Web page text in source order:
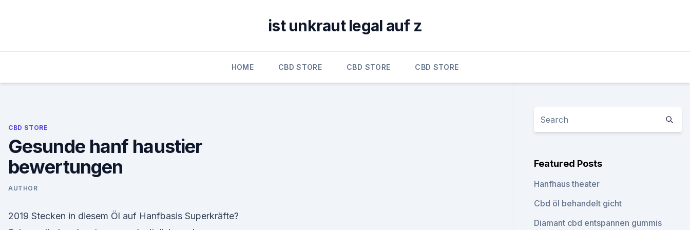
ist unkraut legal auf z
HOME CBD STORE CBD STORE CBD STORE
CBD STORE
Gesunde hanf haustier
bewertungen
AUTHOR
2019 Stecken in diesem Öl auf Hanfbasis Superkräfte?
Featured Posts
Hanfhaus theater
Cbd öl behandelt gicht
Diamant cbd entspannen gummis